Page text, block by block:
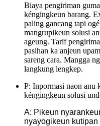
Biaya pengiriman
kéngingkeun barang.
paling gancang tapi
mangrupikeun solusi
ageung. Tarif
pasihan ka anjeun
sareng cara. Mangga
langkung lengkep.
P: Inpormasi naon anu
kéngingkeun solusi
A: Pikeun
nyayogikeun